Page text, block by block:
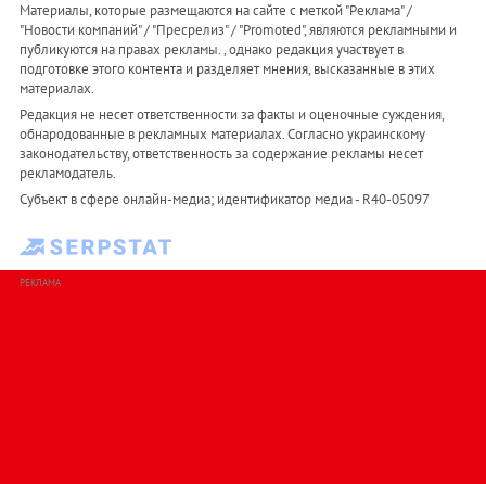
Материалы, которые размещаются на сайте с меткой "Реклама" /
"Новости компаний" / "Пресрелиз" / "Promoted", являются рекламными и
публикуются на правах рекламы. , однако редакция участвует в
подготовке этого контента и разделяет мнения, высказанные в этих
материалах.
Редакция не несет ответственности за факты и оценочные суждения,
обнародованные в рекламных материалах. Согласно украинскому
законодательству, ответственность за содержание рекламы несет
рекламодатель.
Субъект в сфере онлайн-медиа; идентификатор медиа - R40-05097
РЕКЛАМА